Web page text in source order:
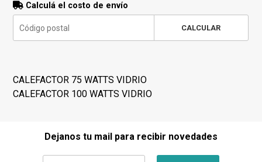
Calculá el costo de envío
CALCULAR
CALEFACTOR 75 WATTS VIDRIO
CALEFACTOR 100 WATTS VIDRIO
Dejanos tu mail para recibir novedades